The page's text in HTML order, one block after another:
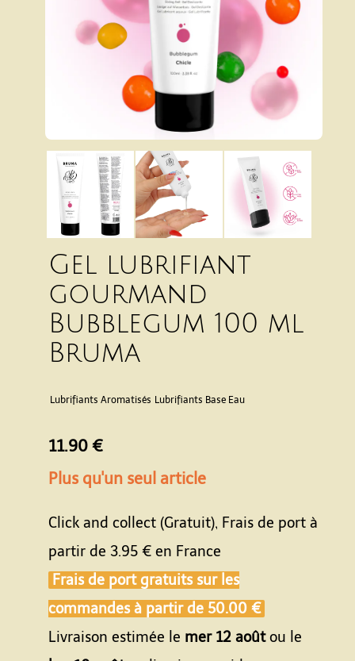
Gel lubrifiant
gourmand
Bubblegum 100 ml
Bruma
Lubrifiants Aromatisés Lubrifiants Base Eau
11.90 €
Plus qu'un seul article
Click and collect (Gratuit), Frais de port à
partir de 3.95 € en France
Frais de port gratuits sur les
commandes à partir de 50.00 €
Livraison estimée le mer 12 aoûtou le